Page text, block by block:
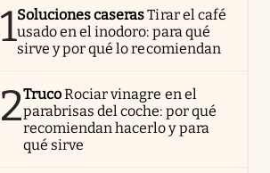
1Soluciones caserasTirar el café
usado en el inodoro: para qué
sirve y por qué lo recomiendan
2TrucoRociar vinagre en el
parabrisas del coche: por qué
recomiendan hacerlo y para
qué sirve